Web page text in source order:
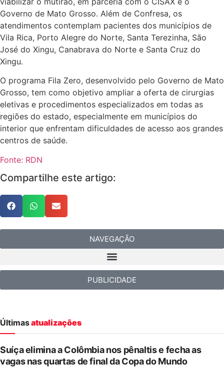
Governo de Mato Grosso. Além de Confresa, os
atendimentos contemplam pacientes dos municípios de
Vila Rica, Porto Alegre do Norte, Santa Terezinha, São
José do Xingu, Canabrava do Norte e Santa Cruz do
Xingu.
O programa Fila Zero, desenvolvido pelo Governo de Mato
Grosso, tem como objetivo ampliar a oferta de cirurgias
eletivas e procedimentos especializados em todas as
regiões do estado, especialmente em municípios do
interior que enfrentam dificuldades de acesso aos grandes
centros de saúde.
Fonte: RDN
Compartilhe este artigo:
NAVEGAÇÃO
PUBLICIDADE
Últimasatualizações
Suíça elimina a Colômbia nos pênaltis e fecha as
vagas nas quartas de final da Copa do Mundo